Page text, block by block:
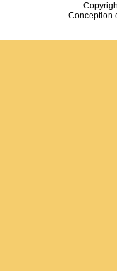
Conception